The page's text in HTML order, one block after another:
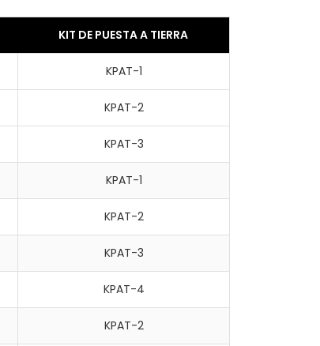
KIT DE PUESTA A TIERRA
KPAT-1
KPAT-2
KPAT-3
KPAT-1
KPAT-2
KPAT-3
KPAT-4
KPAT-2